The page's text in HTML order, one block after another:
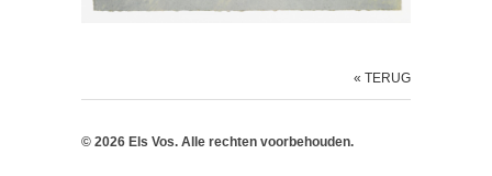
« TERUG
© 2026 Els Vos. Alle rechten voorbehouden.